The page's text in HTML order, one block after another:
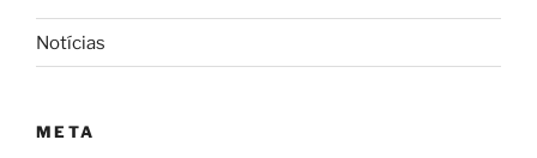
Notícias
META